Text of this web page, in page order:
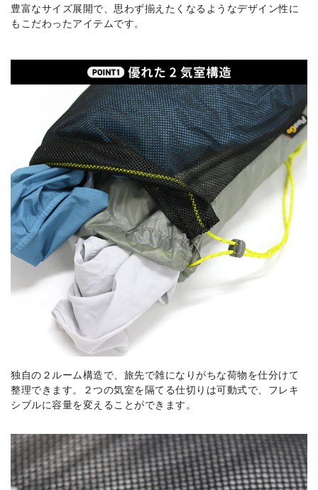
豊富なサイズ展開で、思わず揃えたくなるようなデザイン性に
もこだわったアイテムです。
独自の２ルーム構造で、旅先で雑になりがちな荷物を仕分けて
整理できます。２つの気室を隔てる仕切りは可動式で、フレキ
シブルに容量を変えることができます。